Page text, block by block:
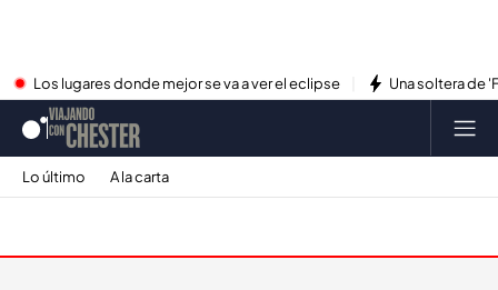
Los lugares donde mejor se va a ver el eclipse Una soltera de
Lo último A la carta